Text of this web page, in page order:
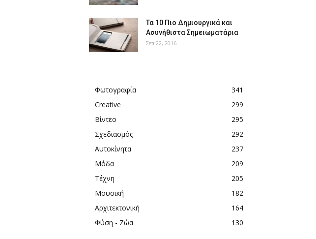
Τα 10 Πιο Δημιουργικά και
Ασυνήθιστα Σημειωματάρια
Σεπ 22, 2016
Φωτογραφία
341
Creative
299
Βίντεο
295
Σχεδιασμός
292
Αυτοκίνητα
237
Μόδα
209
Τέχνη
205
Μουσική
182
Αρχιτεκτονική
164
Φύση - Ζώα
130